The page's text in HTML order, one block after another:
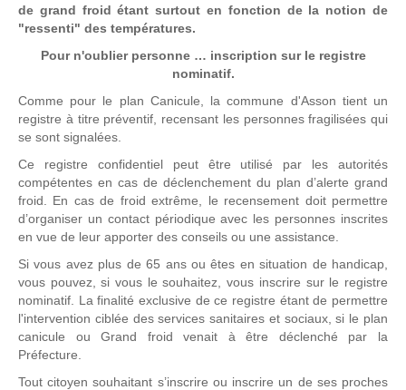
de grand froid étant surtout en fonction de la notion de
"ressenti" des températures.
Pour n'oublier personne … inscription sur le registre
nominatif.
Comme pour le plan Canicule, la commune d'Asson tient un
registre à titre préventif, recensant les personnes fragilisées qui
se sont signalées.
Ce registre confidentiel peut être utilisé par les autorités
compétentes en cas de déclenchement du plan d’alerte grand
froid. En cas de froid extrême, le recensement doit permettre
d’organiser un contact périodique avec les personnes inscrites
en vue de leur apporter des conseils ou une assistance.
Si vous avez plus de 65 ans ou êtes en situation de handicap,
vous pouvez, si vous le souhaitez, vous inscrire sur le registre
nominatif. La finalité exclusive de ce registre étant de permettre
l'intervention ciblée des services sanitaires et sociaux, si le plan
canicule ou Grand froid venait à être déclenché par la
Préfecture.
Tout citoyen souhaitant s’inscrire ou inscrire un de ses proches